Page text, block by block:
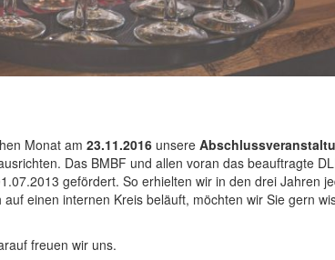
Monat am 23.11.2016 unsere
Das BMBF und allen voran das beauftragte
gefördert. So erhielten wir in den drei Jahren
einen internen Kreis beläuft, möchten wir Sie gern
freuen wir uns.